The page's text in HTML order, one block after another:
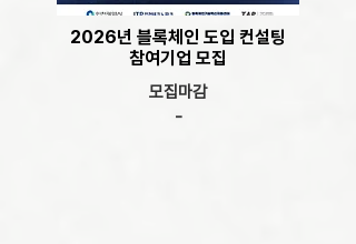
2026년 블록체인 도입 컨설팅
참여기업 모집
모집마감
-